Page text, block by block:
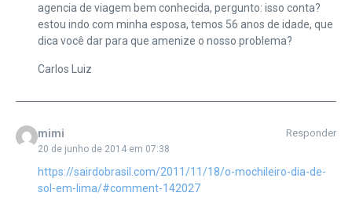
agencia de viagem bem conhecida, pergunto: isso conta?
estou indo com minha esposa, temos 56 anos de idade, que
dica você dar para que amenize o nosso problema?
Carlos Luiz
mimi
20 de junho de 2014 em 07:38
Responder
https://sairdobrasil.com/2011/11/18/o-mochileiro-dia-de-
sol-em-lima/#comment-142027